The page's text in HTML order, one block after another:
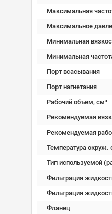
Максимальная
Максимальное
Минимальная
Минимальная
Порт всасывания
Порт нагнетания
Рабочий объем, см³
Рекомендуемая
Рекомендуемая
Температура окруж.
Тип используемой
Фильтрация
Фильтрация
Фланец